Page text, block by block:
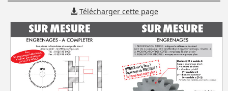
Télécharger cette page